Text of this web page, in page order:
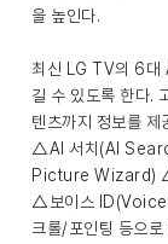
을 높인다.
최신 LG TV의 6대
길 수 있도록 한다.
텐츠까지 정보를
△AI 서치(AI
Picture Wizard)
△보이스 ID(Voice
크롤/포인팅 등으